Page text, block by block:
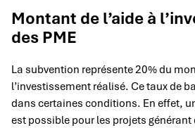
Montant de l’aide à
des PME
La subvention représente 20% du
l’investissement réalisé. Ce taux de
dans certaines conditions. En effet,
est possible pour les projets générant